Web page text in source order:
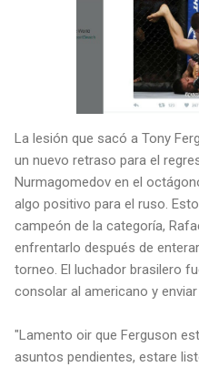
La lesión que sacó a Tony
un nuevo retraso para el
Nurmagomedov en el
algo positivo para el ruso.
campeón de la categoría,
enfrentarlo después de
torneo. El luchador brasilero
consolar al americano y
"Lamento oir que Ferguson
asuntos pendientes, estare